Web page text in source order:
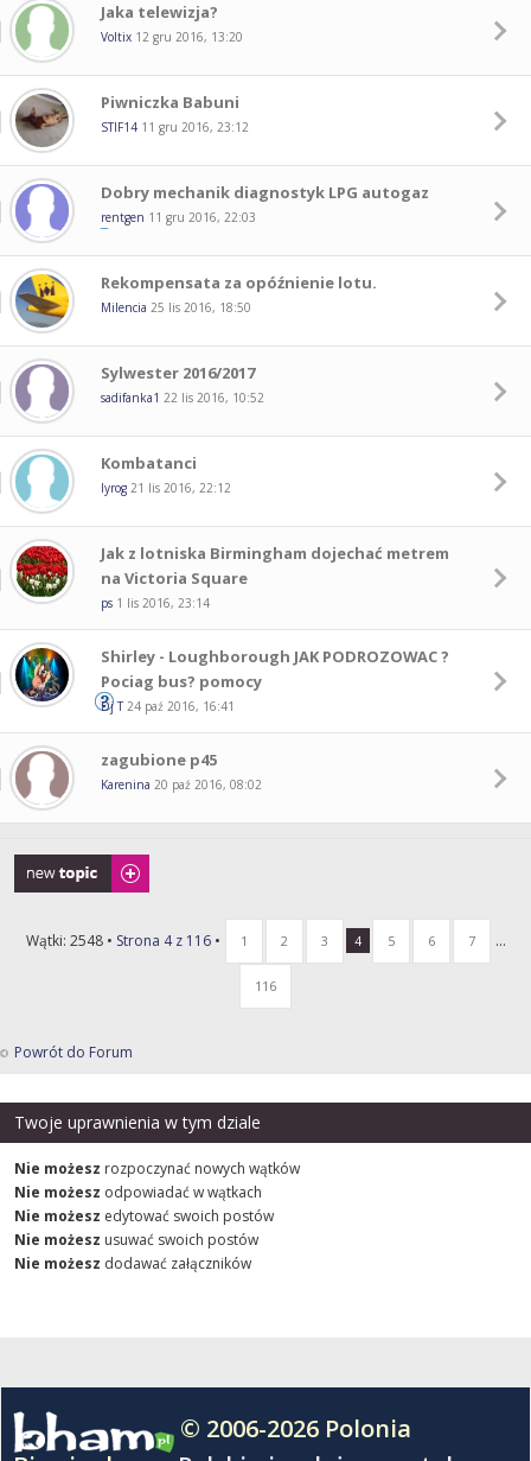
Jaka telewizja?
Voltix 12 gru 2016, 13:20
Piwniczka Babuni
STIF14 11 gru 2016, 23:12
Dobry mechanik diagnostyk LPG autogaz
rentgen 11 gru 2016, 22:03
Rekompensata za opóźnienie lotu.
Milencia 25 lis 2016, 18:50
Sylwester 2016/2017
sadifanka1 22 lis 2016, 10:52
Kombatanci
lyrog 21 lis 2016, 22:12
Jak z lotniska Birmingham dojechać metrem
na Victoria Square
ps 1 lis 2016, 23:14
Shirley - Loughborough JAK PODROZOWAC ?
Pociag bus? pomocy
Dj T 24 paź 2016, 16:41
zagubione p45
Karenina 20 paź 2016, 08:02
Napisz wątek
Wątki: 2548 • Strona 4z 116• 1 2 3 4 5 6 7 ...
116
Powrót do Forum
Twoje uprawnienia w tym dziale
Nie możesz rozpoczynać nowych wątków
Nie możesz odpowiadać w wątkach
Nie możesz edytować swoich postów
Nie możesz usuwać swoich postów
Nie możesz dodawać załączników
© 2006-2026 Polonia